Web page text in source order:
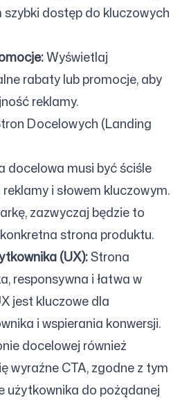
dostęp do kluczowych
Wyświetlaj
rabaty lub promocje, aby
reklamy.
Docelowych (Landing
docelowa musi być ściśle
i słowem kluczowym.
zazwyczaj będzie to
strona produktu.
(UX):Strona
responsywna i łatwa w
jest kluczowe dla
i wspierania konwersji.
docelowej również
wyraźne CTA, zgodne z tym
użytkownika do pożądanej